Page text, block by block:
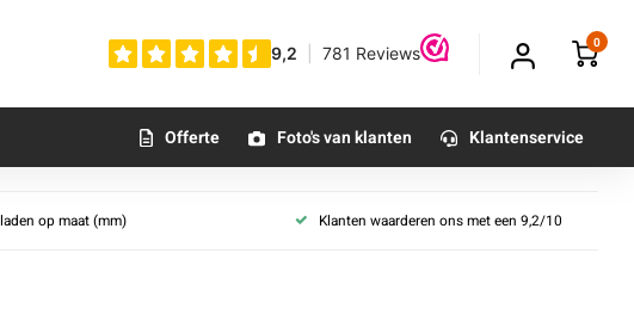
0
Offerte Foto's van klanten Klantenservice
op maat (mm) Klanten waarderen ons met een 9,2/10